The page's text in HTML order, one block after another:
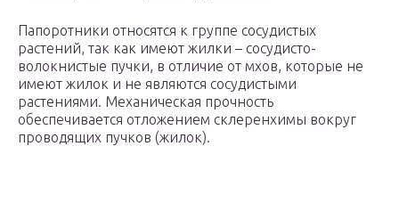
Папоротники относятся к группе сосудистых
растений, так как имеют жилки – сосудисто-
волокнистые пучки, в отличие от мхов, которые не
имеют жилок и не являются сосудистыми
растениями. Механическая прочность
обеспечивается отложением склеренхимы вокруг
проводящих пучков (жилок).